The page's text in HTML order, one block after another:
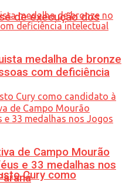
de execução dos
Cury como
medalha de bronze
com deficiência
de Campo Mourão
e 33 medalhas nos